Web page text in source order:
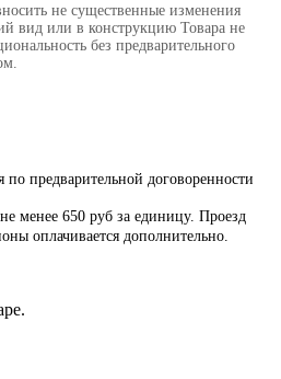
не существенные изменения
вид или в конструкцию Товара не
без предварительного
по предварительной договоренности
менее 650 руб за единицу. Проезд
оплачивается дополнительно.